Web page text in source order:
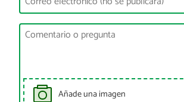
Añade una imagen